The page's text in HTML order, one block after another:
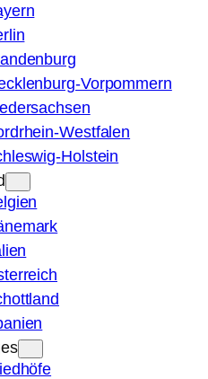
Vorpommern
Westfalen
Holstein